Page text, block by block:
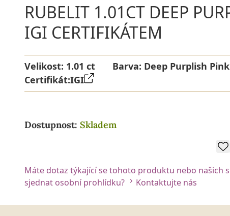
RUBELIT 1.01CT DEEP
IGI CERTIFIKÁTEM
Velikost: 1.01 ct Barva: Deep Purplish Pink
Certifikát:IGI
Dostupnost: Skladem
Máte dotaz týkající se tohoto produktu nebo našich
sjednat osobní prohlídku?
Kontaktujte nás